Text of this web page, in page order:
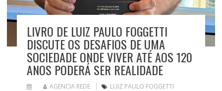
LIVRO DE LUIZ PAULO FOGGETTI
DISCUTE OS DESAFIOS DE UMA
SOCIEDADE ONDE VIVER ATÉ AOS 120
ANOS PODERÁ SER REALIDADE
AGENCIA REDE LUIZ PAULO FOGGETTI